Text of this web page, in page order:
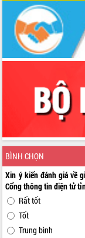
BÌNH CHỌN
Xin ý kiến đánh giá về
Cổng thông tin điện tử
Rất tốt
Tốt
Trung bình